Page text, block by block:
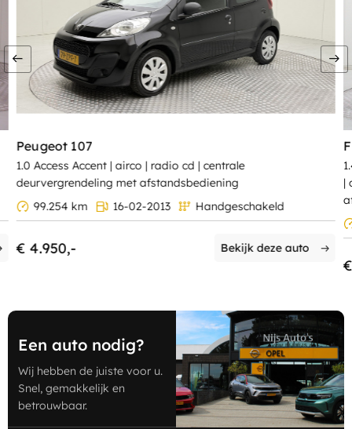
Peugeot 107
1.0 Access Accent | airco | radio cd | centrale
deurvergrendeling met afstandsbediening
99.254 km
16-02-2013 Handgeschakeld
€ 4.950,- Bekijk deze auto
|
Een auto nodig?
Wij hebben de juiste voor u.
Snel, gemakkelijk en
betrouwbaar.